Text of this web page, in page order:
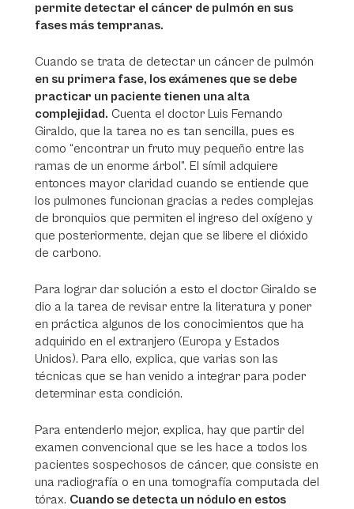
permite detectar el cáncer de pulmón en sus
fases más tempranas.
Cuando se trata de detectar un cáncer de pulmón
en su primera fase, los exámenes que se debe
practicar un paciente tienen una alta
complejidad. Cuenta el doctor Luis Fernando
Giraldo, que la tarea no es tan sencilla, pues es
como “encontrar un fruto muy pequeño entre las
ramas de un enorme árbol”. El símil adquiere
entonces mayor claridad cuando se entiende que
los pulmones funcionan gracias a redes complejas
de bronquios que permiten el ingreso del oxígeno y
que posteriormente, dejan que se libere el dióxido
de carbono.
Para lograr dar solución a esto el doctor Giraldo se
dio a la tarea de revisar entre la literatura y poner
en práctica algunos de los conocimientos que ha
adquirido en el extranjero (Europa y Estados
Unidos). Para ello, explica, que varias son las
técnicas que se han venido a integrar para poder
determinar esta condición.
Para entenderlo mejor, explica, hay que partir del
examen convencional que se les hace a todos los
pacientes sospechosos de cáncer, que consiste en
una radiografía o en una tomografía computada del
tórax. Cuando se detecta un nódulo en estos